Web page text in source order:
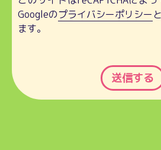
Googleのプライバシーポリシーと
ます。